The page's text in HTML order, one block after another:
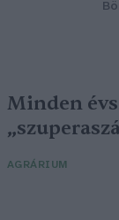
Minden
AGRÁRIUM